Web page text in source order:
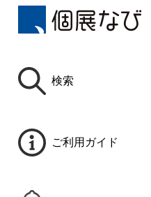
検索
ご利用ガイド